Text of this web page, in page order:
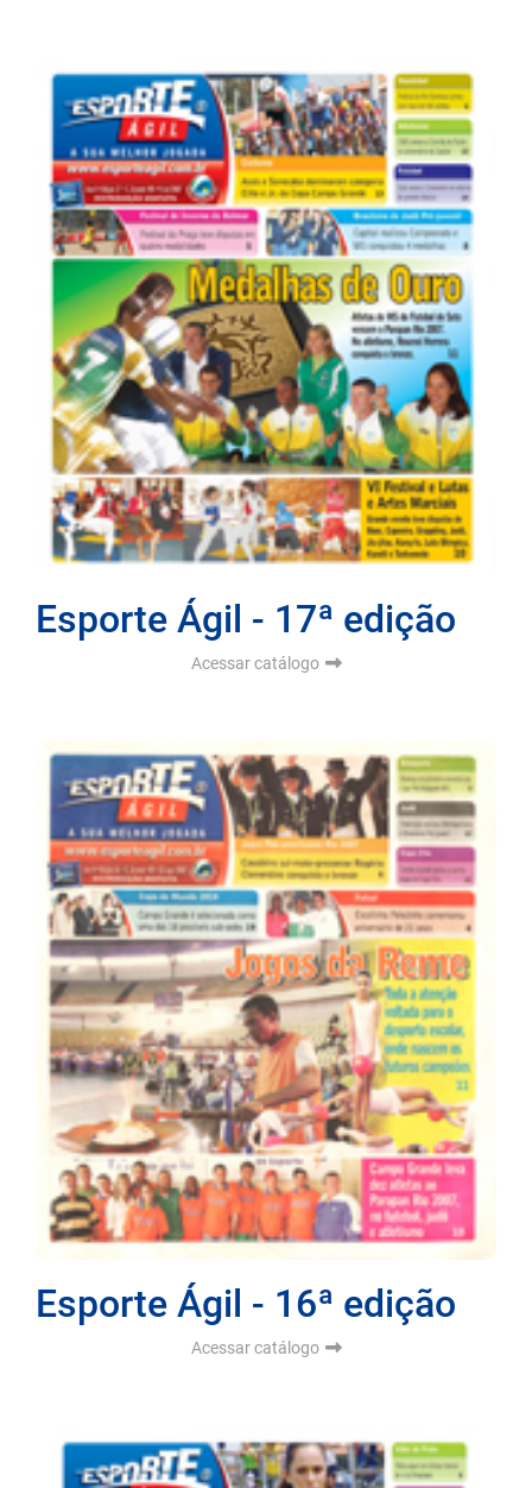
Esporte Ágil - 17ª edição
Acessar catálogo
Esporte Ágil - 16ª edição
Acessar catálogo